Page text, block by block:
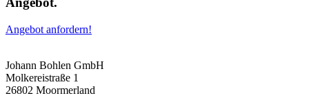
Angebot anfordern!
Johann Bohlen GmbH
Molkereistraße 1
26802 Moormerland